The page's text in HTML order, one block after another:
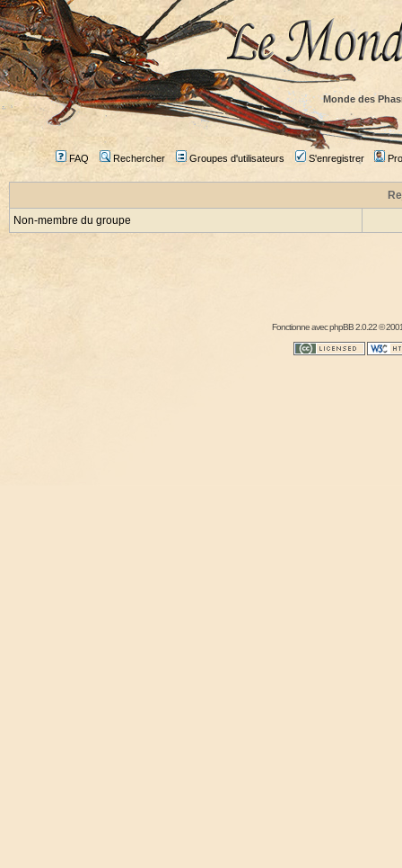
Monde des
FAQ Rechercher Groupes d'utilisateurs S'enregistrer
Non-membre du groupe
Fonctionne avecphpBB2.0.22 ©